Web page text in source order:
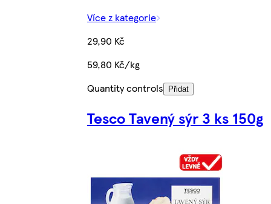
Více z kategorie
29,90 Kč
59,80 Kč/kg
Quantity controls
Přidat
Tesco Tavený sýr 3 ks 150g